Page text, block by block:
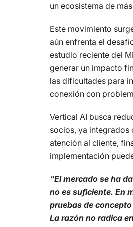
un ecosistema de
Este movimiento
aún enfrenta el
estudio reciente del
generar un impacto
las dificultades para
conexión con
Vertical AI busca
socios, ya integrados
atención al cliente,
implementación
“El mercado se ha
no es suficiente. En
pruebas de
La razón no radica